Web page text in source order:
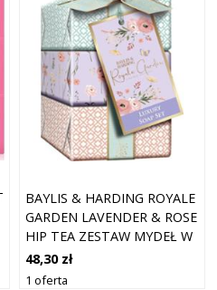
BAYLIS & HARDING ROYALE
GARDEN LAVENDER & ROSE
HIP TEA ZESTAW MYDEŁ W
KOSTCE EDYCJA
UPOMINKOWA
48,30 zł
1 oferta